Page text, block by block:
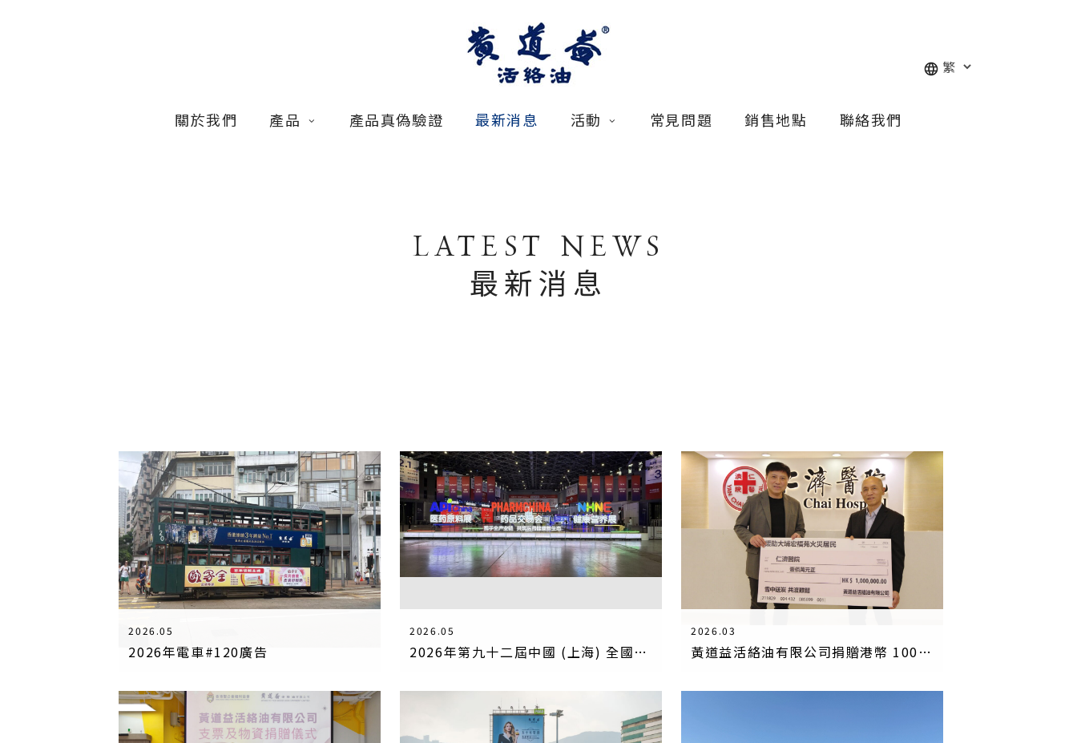
關於我們 產品 產品真偽驗證 最新消息 活動 常見問題 銷售地點 聯絡我們
LATEST NEWS
最新消息
2026.05
2026年電車#120廣告
2026.05
2026年第九十二屆中國 (上海) 全國藥品交易會
2026.03
黃道益活絡油有限公司捐贈港幣 100 萬元及活絡油 支持仁濟協助大埔受災家庭